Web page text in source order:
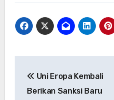
pos
Uni Eropa Kembali
Berikan Sanksi Baru